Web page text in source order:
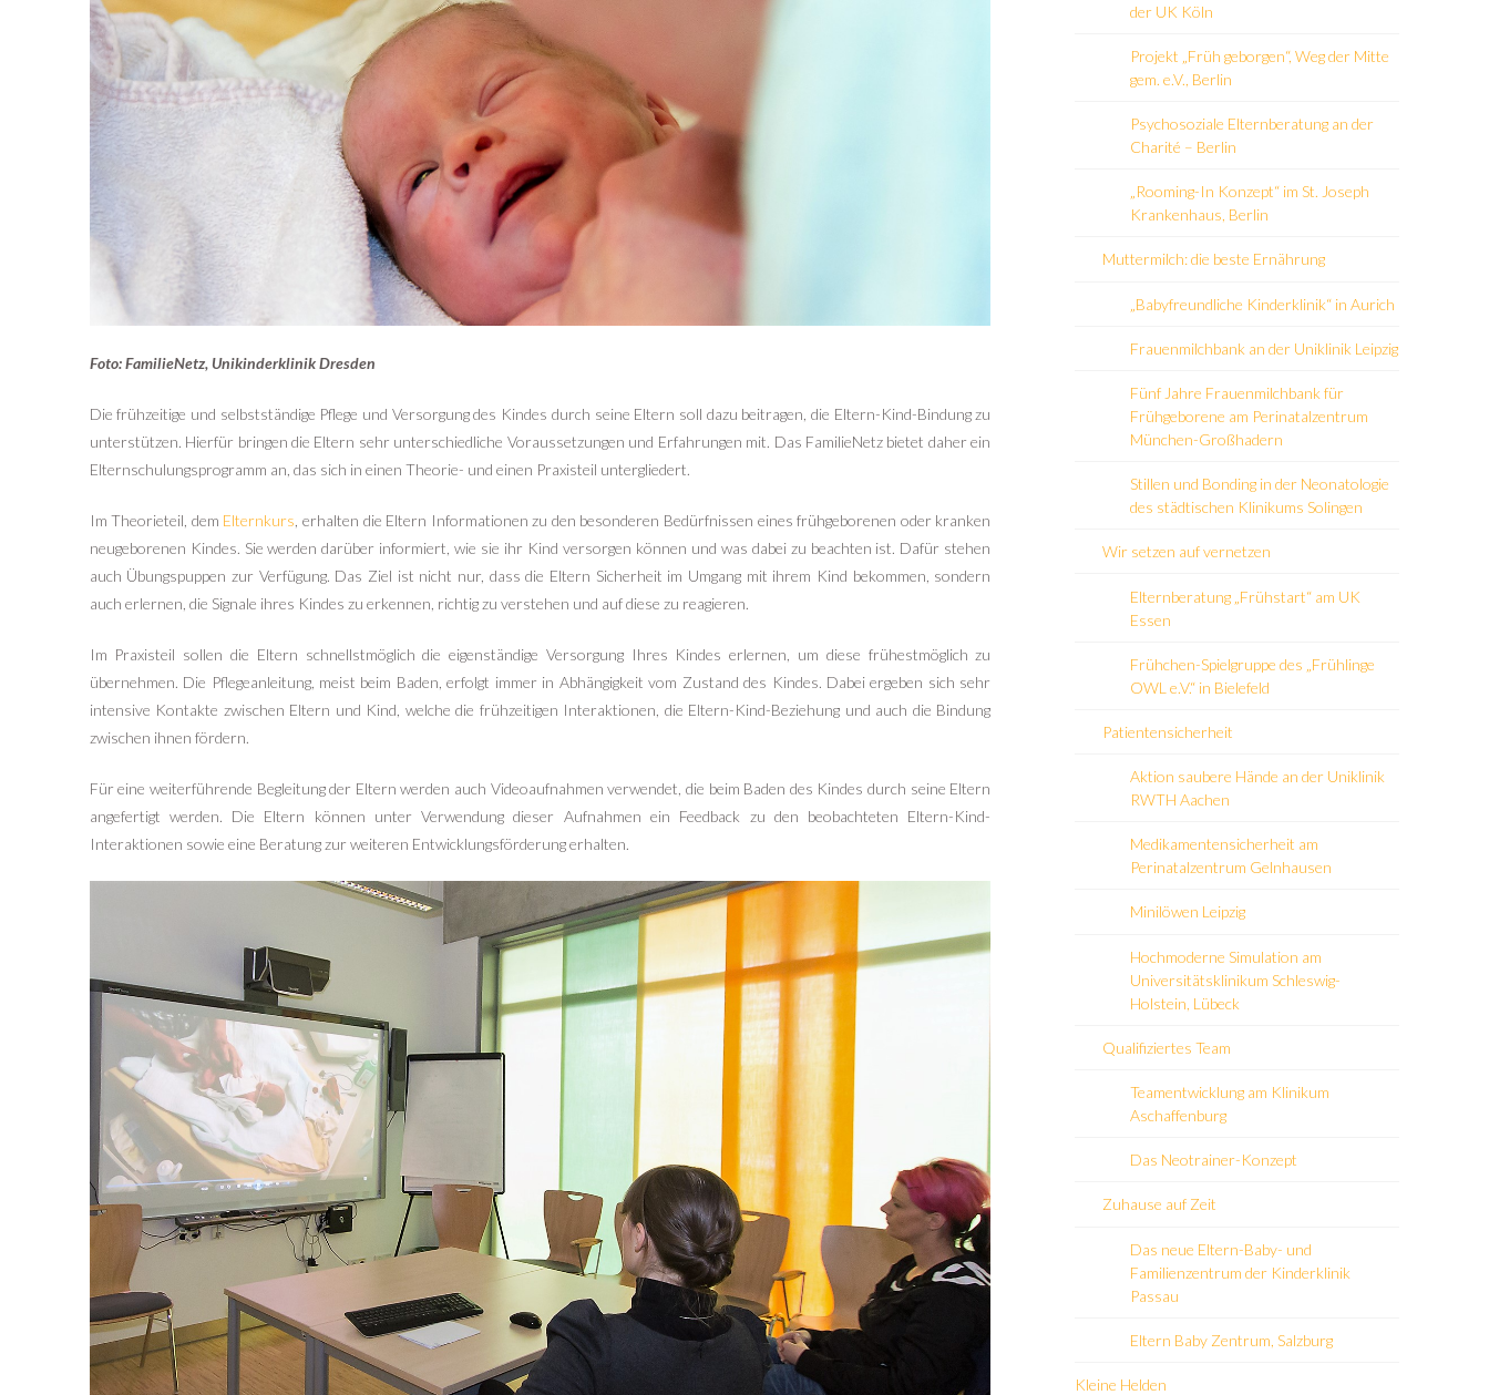
Foto: FamilieNetz, Unikinderklinik Dresden
Die frühzeitige und selbstständige Pflege und Versorgung des Kindes durch seine Eltern soll dazu beitragen, die Eltern-Kind-Bindung zu
unterstützen. Hierfür bringen die Eltern sehr unterschiedliche Voraussetzungen und Erfahrungen mit. Das FamilieNetz bietet daher ein
Elternschulungsprogramm an, das sich in einen Theorie- und einen Praxisteil untergliedert.
Im Theorieteil, dem Elternkurs , erhalten die Eltern Informationen zu den besonderen Bedürfnissen eines frühgeborenen oder kranken
neugeborenen Kindes. Sie werden darüber informiert, wie sie ihr Kind versorgen können und was dabei zu beachten ist. Dafür stehen
auch Übungspuppen zur Verfügung. Das Ziel ist nicht nur, dass die Eltern Sicherheit im Umgang mit ihrem Kind bekommen, sondern
auch erlernen, die Signale ihres Kindes zu erkennen, richtig zu verstehen und auf diese zu reagieren.
Im Praxisteil sollen die Eltern schnellstmöglich die eigenständige Versorgung Ihres Kindes erlernen, um diese frühestmöglich zu
übernehmen. Die Pflegeanleitung, meist beim Baden, erfolgt immer in Abhängigkeit vom Zustand des Kindes. Dabei ergeben sich sehr
intensive Kontakte zwischen Eltern und Kind, welche die frühzeitigen Interaktionen, die Eltern-Kind-Beziehung und auch die Bindung
zwischen ihnen fördern.
Für eine weiterführende Begleitung der Eltern werden auch Videoaufnahmen verwendet, die beim Baden des Kindes durch seine Eltern
angefertigt werden. Die Eltern können unter Verwendung dieser Aufnahmen ein Feedback zu den beobachteten Eltern-Kind-
Interaktionen sowie eine Beratung zur weiteren Entwicklungsförderung erhalten.
der UK Köln
Projekt „Früh geborgen“, Weg der Mitte
gem. e.V., Berlin
Psychosoziale Elternberatung an der
Charité – Berlin
„Rooming-In Konzept“ im St. Joseph
Krankenhaus, Berlin
Muttermilch: die beste Ernährung
„Babyfreundliche Kinderklinik“ in Aurich
Frauenmilchbank an der Uniklinik Leipzig
Fünf Jahre Frauenmilchbank für
Frühgeborene am Perinatalzentrum
München-Großhadern
Stillen und Bonding in der Neonatologie
des städtischen Klinikums Solingen
Wir setzen auf vernetzen
Elternberatung „Frühstart“ am UK
Essen
Frühchen-Spielgruppe des „Frühlinge
OWL e.V.“ in Bielefeld
Patientensicherheit
Aktion saubere Hände an der Uniklinik
RWTH Aachen
Medikamentensicherheit am
Perinatalzentrum Gelnhausen
Minilöwen Leipzig
Hochmoderne Simulation am
Universitätsklinikum Schleswig-
Holstein, Lübeck
Qualifiziertes Team
Teamentwicklung am Klinikum
Aschaffenburg
Das Neotrainer-Konzept
Zuhause auf Zeit
Das neue Eltern-Baby- und
Familienzentrum der Kinderklinik
Passau
Eltern Baby Zentrum, Salzburg
Kleine Helden